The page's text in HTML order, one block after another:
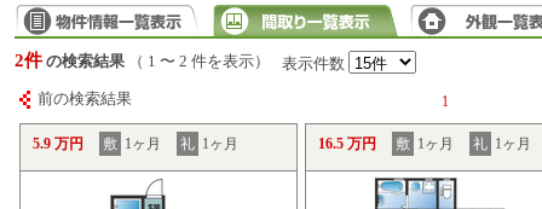
2件 の検索結果 （ 1 〜 2 件を表示） 表示件数
前の検索結果 1
5.9 万円 敷 1ヶ月 礼 1ヶ月 16.5 万円 敷 1ヶ月 礼 1ヶ月